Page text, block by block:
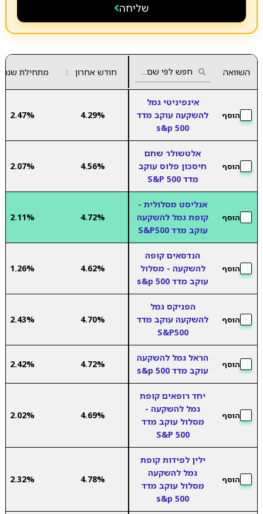
שליחה
השוואה חודש אחרון ▲
▼ מתחילת שנה
הוסף
אינפיניטי גמל
להשקעה עוקב מדד
s&p 500
4.29%
2.47%
הוסף
אלטשולר שחם
חיסכון פלוס עוקב
מדד S&P 500
4.56%
2.07%
הוסף
אנליסט מסלולית -
קופת גמל להשקעה
עוקב מדד S&P500
4.72%
2.11%
הוסף
הנדסאים קופה
להשקעה - מסלול
עוקב מדד s&p 500
4.62%
1.26%
הוסף
הפניקס גמל
להשקעה עוקב מדד
S&P500
4.70%
2.43%
הוסף
הראל גמל להשקעה
עוקב מדד s&p 500
4.72%
2.42%
הוסף
יחד רופאים קופת
גמל להשקעה -
מסלול עוקב מדד
500 S&P
4.69%
2.02%
הוסף
ילין לפידות קופת
גמל להשקעה
מסלול עוקב מדד
s&p 500
4.78%
2.32%